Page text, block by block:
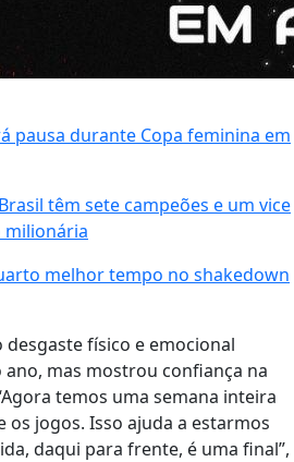
pausa durante Copa feminina em
têm sete campeões e um vice
milionária
melhor tempo no shakedown
desgaste físico e emocional
mas mostrou confiança na
temos uma semana inteira
jogos. Isso ajuda a estarmos
daqui para frente, é uma final”,